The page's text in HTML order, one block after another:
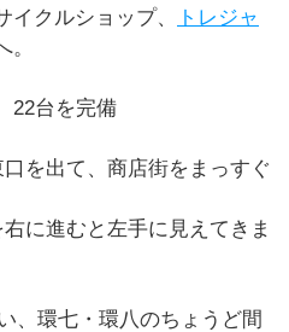
クルショップ、
トレジャ
。
22台を完備
を出て、商店街をまっすぐ
に進むと左手に見えてきま
、環七・環八のちょうど間